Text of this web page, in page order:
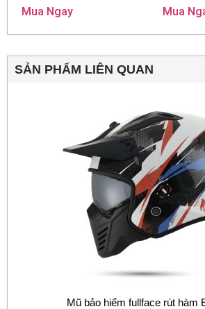
Mua Ngay Mua
SẢN PHẨM LIÊN QUAN
Mũ bảo hiểm fullface rút hàm